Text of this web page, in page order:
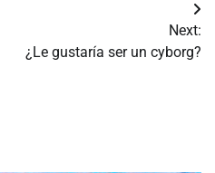
Next:
¿Le gustaría ser un cyborg?